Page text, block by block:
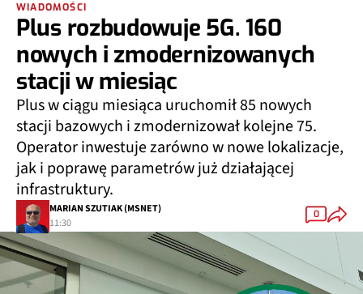
WIADOMOŚCI
Plus rozbudowuje 5G. 160
nowych i zmodernizowanych
stacji w miesiąc
Plus w ciągu miesiąca uruchomił 85 nowych
stacji bazowych i zmodernizował kolejne 75.
Operator inwestuje zarówno w nowe lokalizacje,
jak i poprawę parametrów już działającej
infrastruktury.
MARIAN SZUTIAK (MSNET)
11:30
0